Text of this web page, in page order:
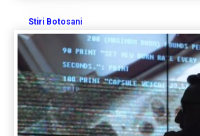
Stiri Botosani